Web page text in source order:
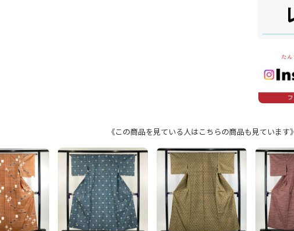
《この商品を見ている人はこちらの商品も見ています》